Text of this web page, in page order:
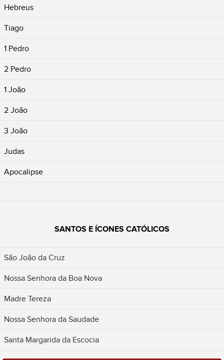
Hebreus
Tiago
1 Pedro
2 Pedro
1 João
2 João
3 João
Judas
Apocalipse
SANTOS E ÍCONES CATÓLICOS
São João da Cruz
Nossa Senhora da Boa Nova
Madre Tereza
Nossa Senhora da Saudade
Santa Margarida da Escocia